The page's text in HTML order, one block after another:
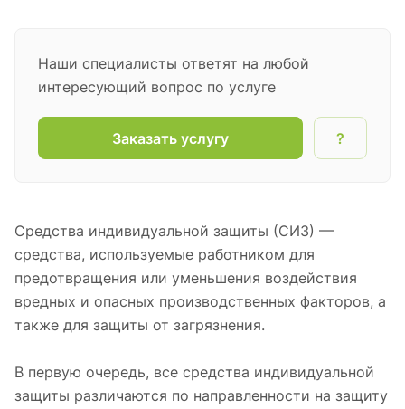
Наши специалисты ответят на любой
интересующий вопрос по услуге
Заказать услугу ?
Средства индивидуальной защиты (СИЗ) —
средства, используемые работником для
предотвращения или уменьшения воздействия
вредных и опасных производственных факторов, а
также для защиты от загрязнения.
В первую очередь, все средства индивидуальной
защиты различаются по направленности на защиту